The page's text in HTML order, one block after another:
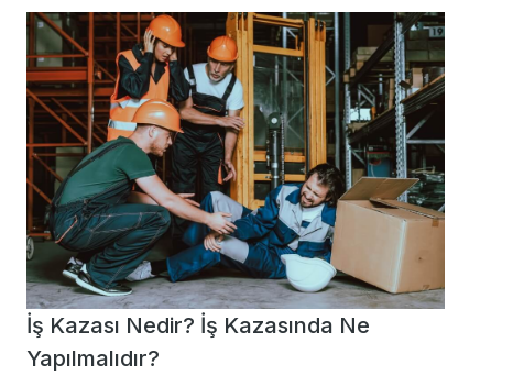
İş Kazası Nedir? İş Kazasında Ne
Yapılmalıdır?